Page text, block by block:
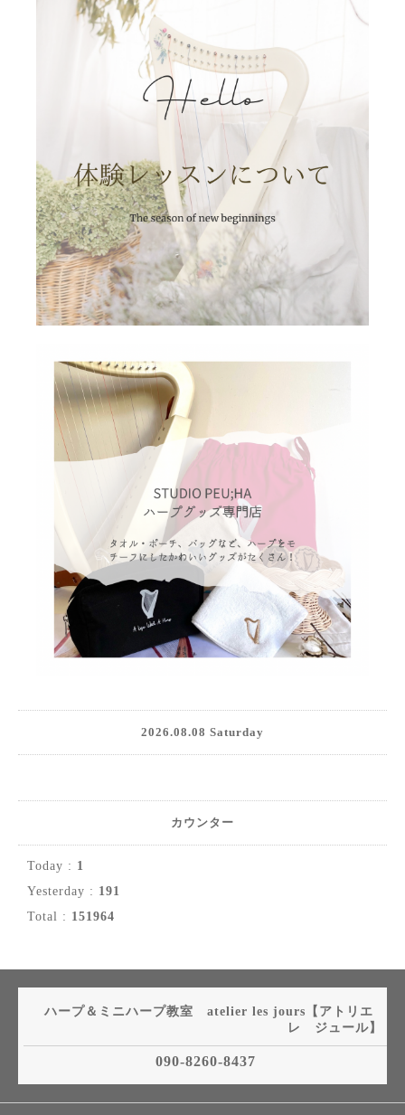
2026.08.08 Saturday
カウンター
Today : 1
Yesterday : 191
Total : 151964
ハープ＆ミニハープ教室 atelier les jours【アトリエ
レ ジュール】
090-8260-8437